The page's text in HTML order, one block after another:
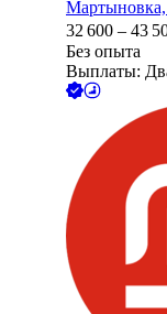
32 600 – 43
Без опыта
Выплаты: